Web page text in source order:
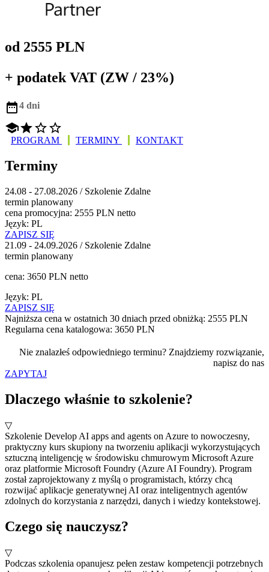
od 2555 PLN
+ podatek VAT (ZW / 23%)
4 dni

PROGRAM TERMINY KONTAKT
Terminy
24.08 - 27.08.2026 / Szkolenie Zdalne
termin planowany
cena promocyjna: 2555 PLN netto
Język: PL
ZAPISZ SIĘ
21.09 - 24.09.2026 / Szkolenie Zdalne
termin planowany
cena: 3650 PLN netto
Język: PL
ZAPISZ SIĘ
Najniższa cena w ostatnich 30 dniach przed obniżką: 2555 PLN
Regularna cena katalogowa: 3650 PLN
Nie znalazłeś odpowiedniego terminu? Znajdziemy rozwiązanie,
napisz do nas
ZAPYTAJ
Dlaczego właśnie to szkolenie?
▽
Szkolenie Develop AI apps and agents on Azure to nowoczesny,
praktyczny kurs skupiony na tworzeniu aplikacji wykorzystujących
sztuczną inteligencję w środowisku chmurowym Microsoft Azure
oraz platformie Microsoft Foundry (Azure AI Foundry). Program
został zaprojektowany z myślą o programistach, którzy chcą
rozwijać aplikacje generatywnej AI oraz inteligentnych agentów
zdolnych do korzystania z narzędzi, danych i wiedzy kontekstowej.
Czego się nauczysz?
▽
Podczas szkolenia opanujesz pełen zestaw kompetencji potrzebnych